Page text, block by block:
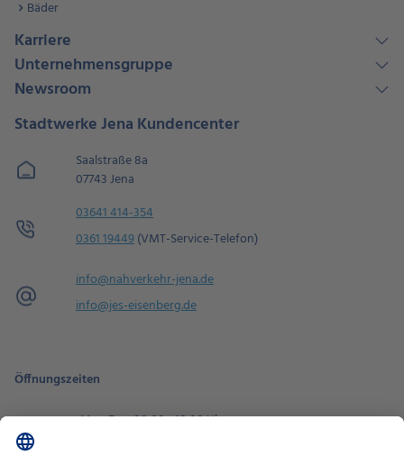
Bäder
Karriere
Unternehmensgruppe
Newsroom
Stadtwerke Jena Kundencenter
Saalstraße 8a
07743 Jena
03641 414-354
0361 19449(VMT-Service-Telefon)
info@nahverkehr-jena.de
info@jes-eisenberg.de
Öffnungszeiten
Mo - Fr
08:00 - 18:00 Uhr